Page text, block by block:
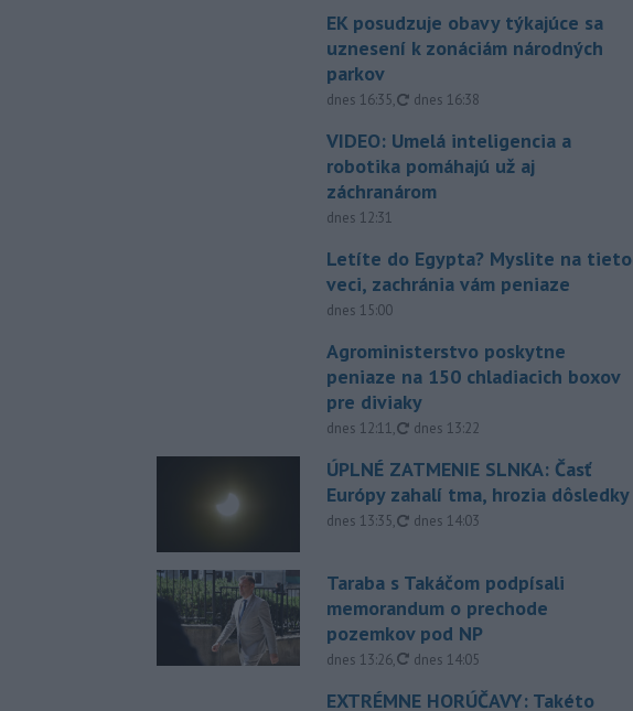
EK posudzuje obavy týkajúce sa
uznesení k zonáciám národných
parkov
dnes 16:35, aktualizované
dnes 16:38
VIDEO: Umelá inteligencia a
robotika pomáhajú už aj
záchranárom
dnes 12:31
Letíte do Egypta? Myslite na tieto
veci, zachránia vám peniaze
dnes 15:00
Agroministerstvo poskytne
peniaze na 150 chladiacich boxov
pre diviaky
dnes 12:11, aktualizované
dnes 13:22
ÚPLNÉ ZATMENIE SLNKA: Časť
Európy zahalí tma, hrozia dôsledky
dnes 13:35, aktualizované
dnes 14:03
Taraba s Takáčom podpísali
memorandum o prechode
pozemkov pod NP
dnes 13:26, aktualizované
dnes 14:05
EXTRÉMNE HORÚČAVY: Takéto